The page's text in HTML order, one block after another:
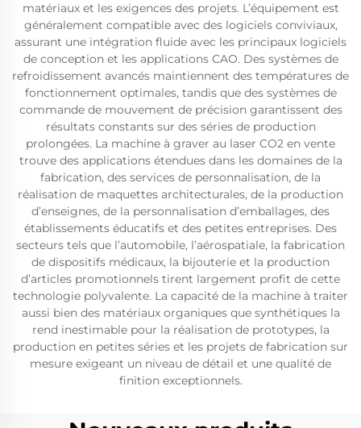
matériaux et les exigences des projets. L’équipement est
généralement compatible avec des logiciels conviviaux,
assurant une intégration fluide avec les principaux logiciels
de conception et les applications CAO. Des systèmes de
refroidissement avancés maintiennent des températures de
fonctionnement optimales, tandis que des systèmes de
commande de mouvement de précision garantissent des
résultats constants sur des séries de production
prolongées. La machine à graver au laser CO2 en vente
trouve des applications étendues dans les domaines de la
fabrication, des services de personnalisation, de la
réalisation de maquettes architecturales, de la production
d’enseignes, de la personnalisation d’emballages, des
établissements éducatifs et des petites entreprises. Des
secteurs tels que l’automobile, l’aérospatiale, la fabrication
de dispositifs médicaux, la bijouterie et la production
d’articles promotionnels tirent largement profit de cette
technologie polyvalente. La capacité de la machine à traiter
aussi bien des matériaux organiques que synthétiques la
rend inestimable pour la réalisation de prototypes, la
production en petites séries et les projets de fabrication sur
mesure exigeant un niveau de détail et une qualité de
finition exceptionnels.